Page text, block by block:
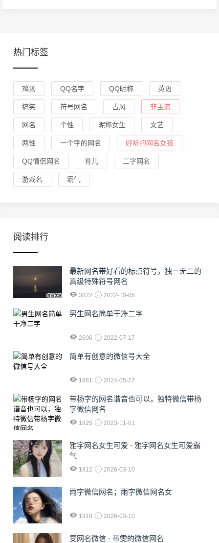
热门标签
鸡汤 QQ名字 QQ昵称 英语
搞笑 符号网名 古风 非主流
网名 个性 昵称女生 文艺
两性 一个字的网名 好听的网名女孩
QQ情侣网名 育儿 二字网名
游戏名 霸气
阅读排行
最新网名带好看的标点符号，独一无二的
高级特殊符号网名
3822 2022-10-05
男生网名简单干净二字
2606 2022-07-17
简单有创意的微信号大全
1881 2024-05-27
​带杨字的网名谐音也可以，独特微信带杨
字微信网名
1825 2023-11-01
雅字网名女生可爱 - 雅字网名女生可爱霸
气
1812 2026-03-10
雨字微信网名；雨字微信网名女
1810 2026-03-10
雯网名微信 - 带雯的微信网名